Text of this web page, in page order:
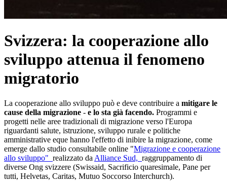
Svizzera: la cooperazione allo
sviluppo attenua il fenomeno
migratorio
La cooperazione allo sviluppo può e deve contribuire a mitigare le
cause della migrazione - e lo sta già facendo. Programmi e
progetti nelle aree tradizionali di migrazione verso l'Europa
riguardanti salute, istruzione, sviluppo rurale e politiche
amministrative eque hanno l'effetto di inibire la migrazione, come
emerge dallo studio consultabile online "Migrazione e cooperazione
allo sviluppo" realizzato da Alliance Sud, raggruppamento di
diverse Ong svizzere (Swissaid, Sacrificio quaresimale, Pane per
tutti, Helvetas, Caritas, Mutuo Soccorso Interchurch).